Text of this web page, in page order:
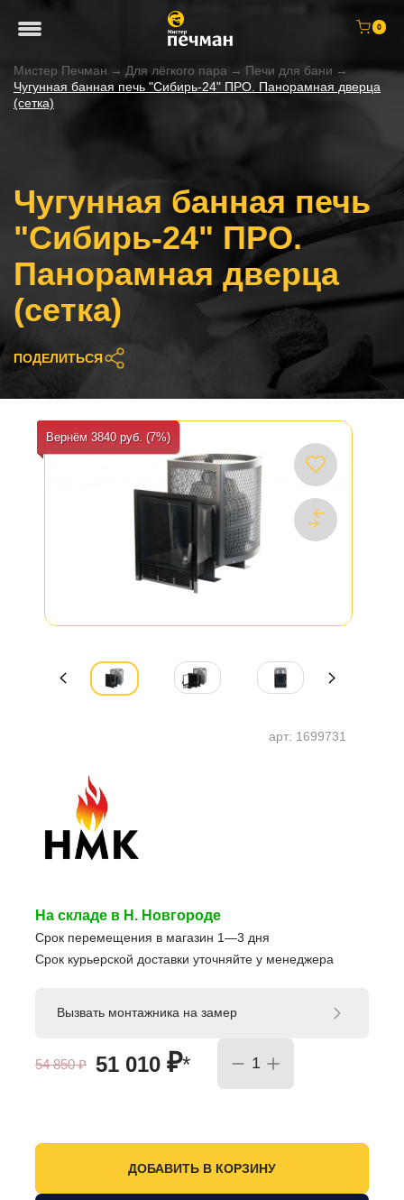
0
Мистер Печман → Для лёгкого пара → Печи для бани →
Чугунная банная печь "Сибирь-24" ПРО. Панорамная дверца
(сетка)
Чугунная банная печь
"Сибирь-24" ПРО.
Панорамная дверца
(сетка)
ПОДЕЛИТЬСЯ
Вернём 3840 руб. (7%)
арт: 1699731
На складе в Н. Новгороде
Срок перемещения в магазин 1—3 дня
Срок курьерской доставки уточняйте у менеджера
54 850₽ 51 010 ₽*
Вызвать монтажника на замер